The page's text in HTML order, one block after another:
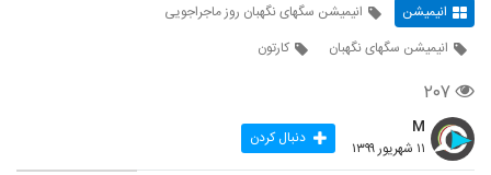
انیمیشن
انیمیشن سگهای نگهبان روز ماجراجویی
انیمیشن سگهای نگهبان
کارتون
۲۰۷
M
۱۱ شهریور ۱۳۹۹ دنبال کردن